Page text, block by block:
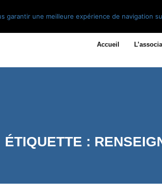
Accueil
ÉTIQUETTE :
garantir une meilleure expérience de navigation